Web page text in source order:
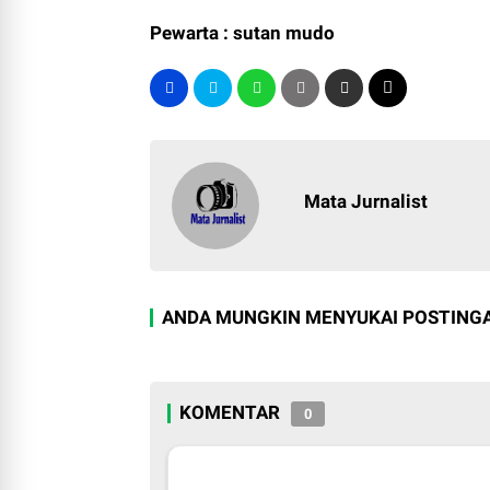
Pewarta : sutan mudo
Mata Jurnalist
ANDA MUNGKIN MENYUKAI
KOMENTAR 0